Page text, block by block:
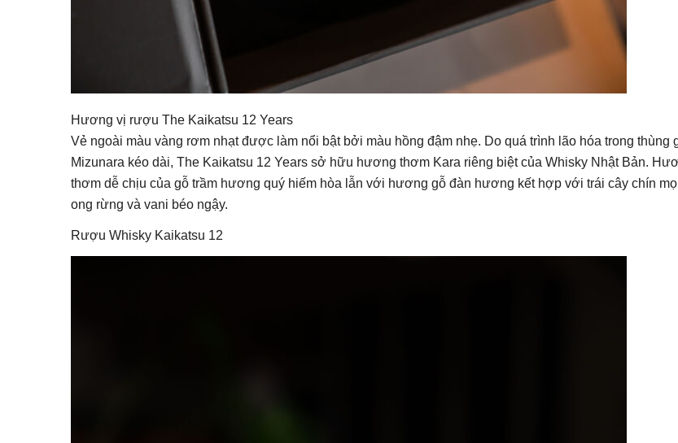
Hương vị rượu The Kaikatsu 12 Years
Vẻ ngoài màu vàng rơm nhạt được làm nổi bật bởi màu hồng đậm nhẹ. Do quá trình lão hóa trong thùng
Mizunara kéo dài, The Kaikatsu 12 Years sở hữu hương thơm Kara riêng biệt của Whisky Nhật Bản.
thơm dễ chịu của gỗ trầm hương quý hiếm hòa lẫn với hương gỗ đàn hương kết hợp với trái cây chín
ong rừng và vani béo ngậy.
Rượu Whisky Kaikatsu 12